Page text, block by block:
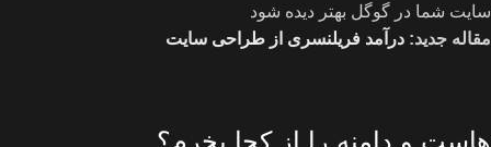
سایت شما در گوگل بهتر دیده شود
مقاله جدید: درآمد فریلنسری از طراحی سایت